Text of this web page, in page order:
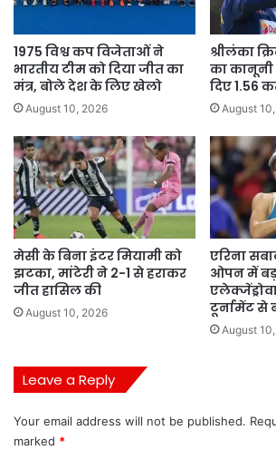
1975 विश्व कप विजेताओं ने
भारतीय टीम को दिया जीत का
मंत्र, बोले देश के लिए खेलो
August 10, 2026
श्रीलंका
का कानूनी
दिए 1.56
August
मेसी के बिना इंटर मियामी को
झटका, मांटेरी ने 2-1 से हराकर
जीत हासिल की
August 10, 2026
एरिना
ओपन में
टूर्नामेंट से
August
Leave a Reply
Your email address will not be published.
marked *